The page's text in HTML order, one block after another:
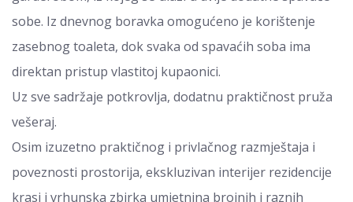
sobe. Iz dnevnog boravka omogućeno je korištenje
zasebnog toaleta, dok svaka od spavaćih soba ima
direktan pristup vlastitoj kupaonici.
Uz sve sadržaje potkrovlja, dodatnu praktičnost pruža
vešeraj.
Osim izuzetno praktičnog i privlačnog razmještaja i
poveznosti prostorija, ekskluzivan interijer rezidencije
krasi i vrhunska zbirka umjetnina brojnih i raznih